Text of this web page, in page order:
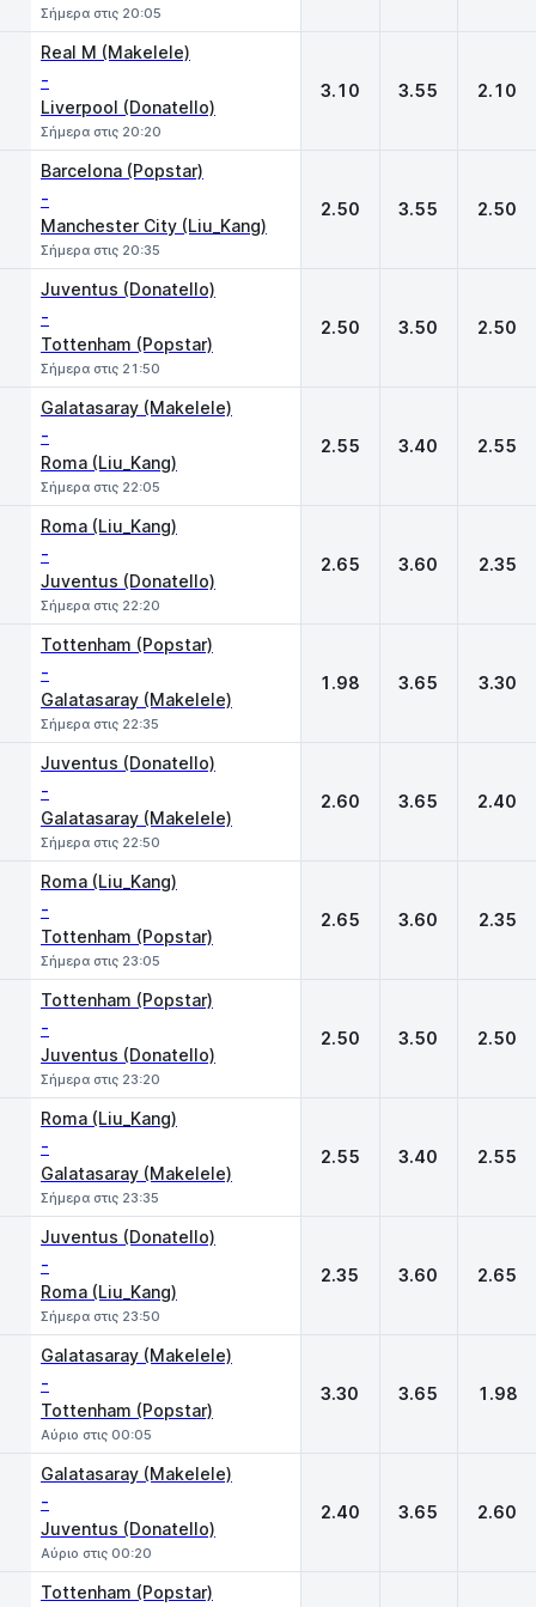
Σήμερα στις 20:05
Real M (Makelele)
-
Liverpool (Donatello)
Σήμερα στις 20:20
3.10 3.55 2.10
Barcelona (Popstar)
-
Manchester City (Liu_Kang)
Σήμερα στις 20:35
2.50 3.55 2.50
Juventus (Donatello)
-
Tottenham (Popstar)
Σήμερα στις 21:50
2.50 3.50 2.50
Galatasaray (Makelele)
-
Roma (Liu_Kang)
Σήμερα στις 22:05
2.55 3.40 2.55
Roma (Liu_Kang)
-
Juventus (Donatello)
Σήμερα στις 22:20
2.65 3.60 2.35
Tottenham (Popstar)
-
Galatasaray (Makelele)
Σήμερα στις 22:35
1.98 3.65 3.30
Juventus (Donatello)
-
Galatasaray (Makelele)
Σήμερα στις 22:50
2.60 3.65 2.40
Roma (Liu_Kang)
-
Tottenham (Popstar)
Σήμερα στις 23:05
2.65 3.60 2.35
Tottenham (Popstar)
-
Juventus (Donatello)
Σήμερα στις 23:20
2.50 3.50 2.50
Roma (Liu_Kang)
-
Galatasaray (Makelele)
Σήμερα στις 23:35
2.55 3.40 2.55
Juventus (Donatello)
-
Roma (Liu_Kang)
Σήμερα στις 23:50
2.35 3.60 2.65
Galatasaray (Makelele)
-
Tottenham (Popstar)
Αύριο στις 00:05
3.30 3.65 1.98
Galatasaray (Makelele)
-
Juventus (Donatello)
Αύριο στις 00:20
2.40 3.65 2.60
Tottenham (Popstar)